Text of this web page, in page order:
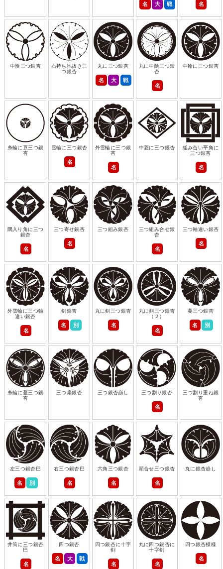
名 大 戦 名
中陰三つ銀杏
石持ち地抜き三
つ銀杏
丸に三つ銀杏
名 大 戦
丸に中陰三つ銀
杏
名
中輪に三つ銀杏
糸輪に豆三つ銀
杏
雪輪に三つ銀杏
名
外雪輪に三つ銀
杏
名
中菱に三つ銀杏
組み合い平角に
三つ銀杏
名
隅入り角に三つ
銀杏
名
三つ寄せ銀杏
名
三つ組み銀杏
三つ組み合せ銀
杏
名
三つ軸違い銀杏
名
外雪輪に三つ軸
違い銀杏
名
剣銀杏
名 別
丸に剣三つ銀杏
名
丸に剣三つ銀杏
（２）
名
蔓三つ銀杏
名 別
糸輪に蔓三つ銀
杏
三つ扇銀杏 三つ銀杏崩し 三つ割り銀杏
名
三つ割り重ね銀
杏
左三つ銀杏巴
名 別
右三つ銀杏巴
名
六角三つ銀杏
名
頭合せ三つ銀杏
名
丸に銀杏崩し
井筒に三つ銀杏
巴
名
四つ銀杏
名 大 戦
四つ銀杏に十字
剣
名
丸に四つ銀杏に
十字剣
名
四つ銀杏模様
名